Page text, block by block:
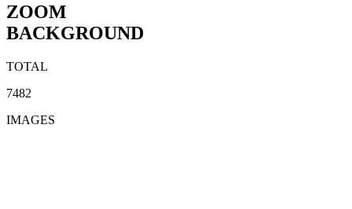
ZOOM
BACKGROUND
TOTAL
7482
IMAGES